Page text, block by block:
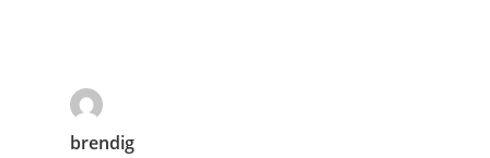
brendig